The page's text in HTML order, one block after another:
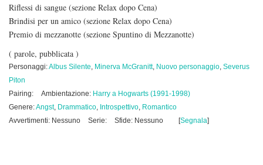
Riflessi di sangue (sezione Relax dopo Cena)
Brindisi per un amico (sezione Relax dopo Cena)
Premio di mezzanotte (sezione Spuntino di Mezzanotte)
( parole, pubblicata )
Personaggi:Albus Silente, Minerva McGranitt, Nuovo personaggio, Severus
Piton
Pairing:
Ambientazione: Harry a Hogwarts (1991-1998)
Genere:Angst, Drammatico, Introspettivo, Romantico
Avvertimenti: Nessuno
Serie: Sfide: Nessuno [Segnala]